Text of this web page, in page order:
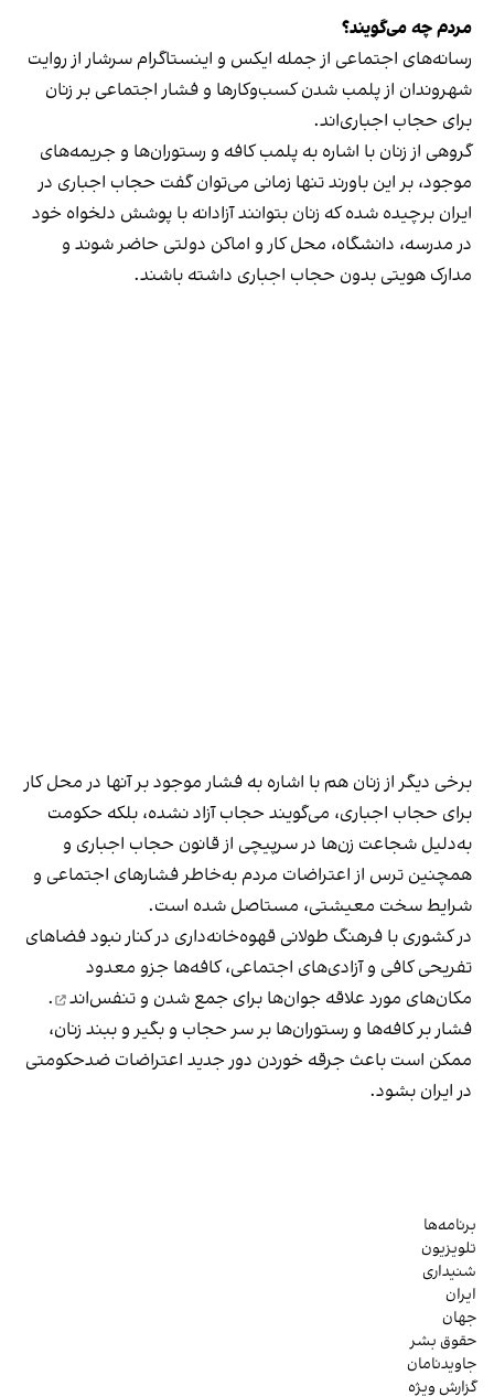
مردم چه می‌گویند؟
رسانه‎‌های اجتماعی از جمله ایکس و اینستاگرام سرشار از روایت
شهروندان از پلمب شدن کسب‌وکارها و فشار اجتماعی بر زنان
برای حجاب اجباری‌اند.
گروهی از زنان با اشاره به پلمب کافه و رستوران‌ها و جریمه‌های
موجود، بر این باورند تنها زمانی می‌توان گفت حجاب اجباری در
ایران برچیده شده که زنان بتوانند آزادانه با پوشش دلخواه خود
در مدرسه، دانشگاه، محل کار و اماکن دولتی حاضر شوند و
مدارک هویتی بدون حجاب اجباری داشته باشند.
برخی دیگر از زنان هم با اشاره به فشار موجود بر آنها در محل کار
برای حجاب اجباری، می‌گویند حجاب آزاد نشده، بلکه حکومت
به‌دلیل شجاعت زن‌ها در سرپیچی از قانون حجاب اجباری و
همچنین ترس از اعتراضات مردم به‌خاطر فشارهای اجتماعی و
شرایط سخت معیشتی، مستاصل شده است.
در کشوری با فرهنگ طولانی قهوه‌‌خانه‌داری در کنار نبود فضاهای
تفریحی کافی و آزادی‌های اجتماعی، کافه‌ها جزو معدود
مکان‌های مورد علاقه جوان‌ها برای جمع شدن و تنفس‌اند
.
فشار بر کافه‌ها و رستوران‌ها بر سر حجاب و بگیر و ببند زنان،
ممکن است باعث جرقه خوردن دور جدید اعتراضات ضدحکومتی
در ایران بشود.
برنامه‌ها
تلویزیون
شنیداری
ایران
جهان
حقوق بشر
جاویدنامان
گزارش ویژه